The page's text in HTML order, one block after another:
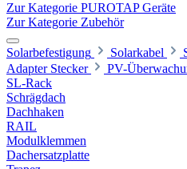
Zur Kategorie PUROTAP Geräte
Zur Kategorie Zubehör
Solarbefestigung Solarkabel
Adapter Stecker
PV-
SL-Rack
Schrägdach
Dachhaken
RAIL
Modulklemmen
Dachersatzplatte